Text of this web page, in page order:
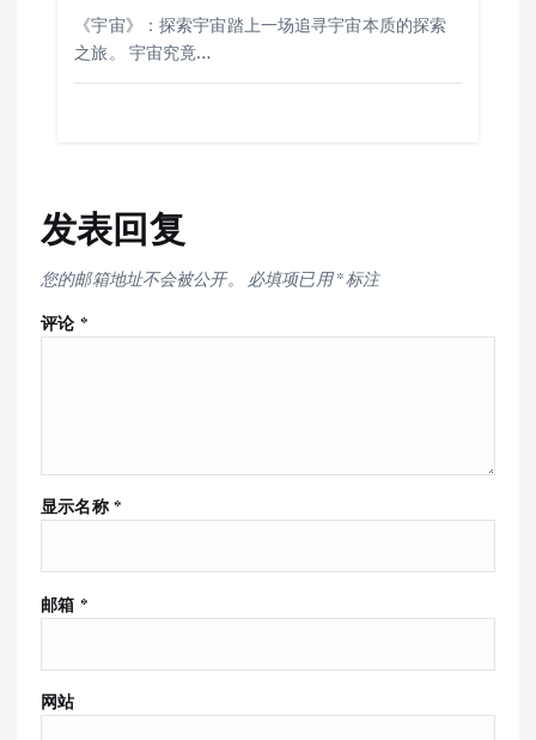
《宇宙》：探索宇宙踏上一场追寻宇宙本质的探索
之旅。 宇宙究竟…
发表回复
您的邮箱地址不会被公开。 必填项已用*标注
评论 *
显示名称 *
邮箱 *
网站